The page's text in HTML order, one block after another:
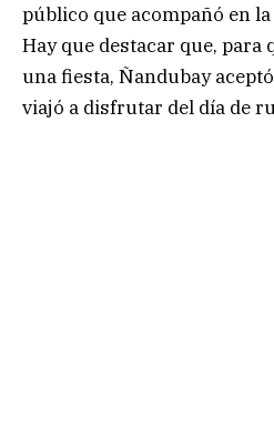
público que acompañó en
Hay que destacar que, para
una fiesta, Ñandubay
viajó a disfrutar del día de